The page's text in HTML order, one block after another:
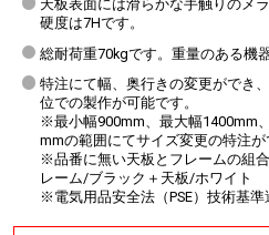
天板表面には滑らかな手触りのメ
硬度は7Hです。
総耐荷重70kgです。重量のある機
特注にて幅、奥行きの変更ができ
位での製作が可能です。
※最小幅900mm、最大幅1400mm
mmの範囲にてサイズ変更の特注が
※品番に無い天板とフレームの組
レーム/ブラック＋天板/ホワイト
※電気用品安全法（PSE）技術基準